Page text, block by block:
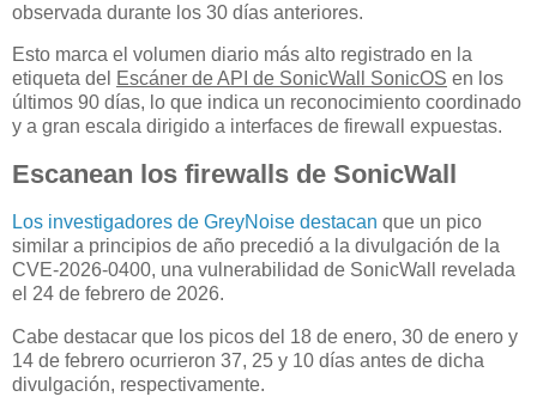
observada durante los 30 días anteriores.
Esto marca el volumen diario más alto registrado en la
etiqueta del Escáner de API de SonicWall SonicOS en los
últimos 90 días, lo que indica un reconocimiento coordinado
y a gran escala dirigido a interfaces de firewall expuestas.
Escanean los firewalls de SonicWall
Los investigadores de GreyNoise destacan que un pico
similar a principios de año precedió a la divulgación de la
CVE-2026-0400, una vulnerabilidad de SonicWall revelada
el 24 de febrero de 2026.
Cabe destacar que los picos del 18 de enero, 30 de enero y
14 de febrero ocurrieron 37, 25 y 10 días antes de dicha
divulgación, respectivamente.